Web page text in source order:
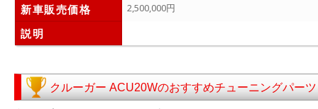
新車販売価格 2,500,000円
説明
クルーガー ACU20Wのおすすめチューニングパーツ